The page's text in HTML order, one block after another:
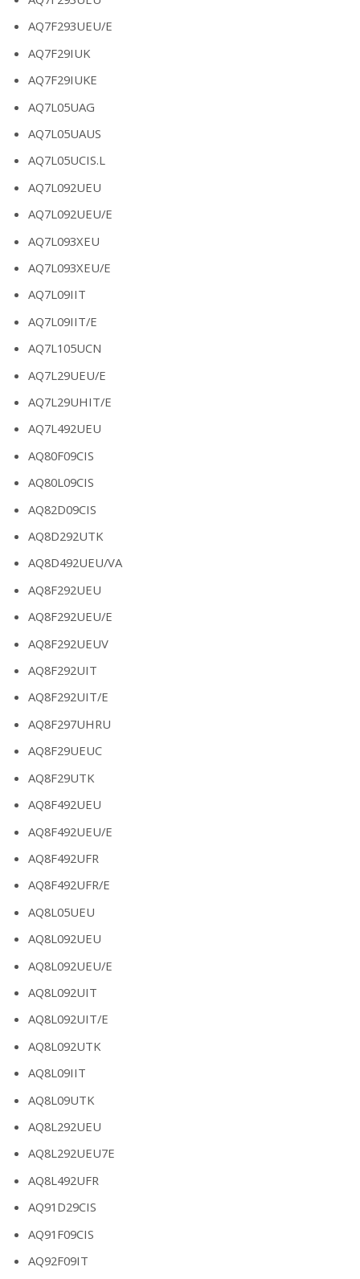
AQ7F293UEU/E
AQ7F29IUK
AQ7F29IUKE
AQ7L05UAG
AQ7L05UAUS
AQ7L05UCIS.L
AQ7L092UEU
AQ7L092UEU/E
AQ7L093XEU
AQ7L093XEU/E
AQ7L09IIT
AQ7L09IIT/E
AQ7L105UCN
AQ7L29UEU/E
AQ7L29UHIT/E
AQ7L492UEU
AQ80F09CIS
AQ80L09CIS
AQ82D09CIS
AQ8D292UTK
AQ8D492UEU/VA
AQ8F292UEU
AQ8F292UEU/E
AQ8F292UEUV
AQ8F292UIT
AQ8F292UIT/E
AQ8F297UHRU
AQ8F29UEUC
AQ8F29UTK
AQ8F492UEU
AQ8F492UEU/E
AQ8F492UFR
AQ8F492UFR/E
AQ8L05UEU
AQ8L092UEU
AQ8L092UEU/E
AQ8L092UIT
AQ8L092UIT/E
AQ8L092UTK
AQ8L09IIT
AQ8L09UTK
AQ8L292UEU
AQ8L292UEU7E
AQ8L492UFR
AQ91D29CIS
AQ91F09CIS
AQ92F09IT